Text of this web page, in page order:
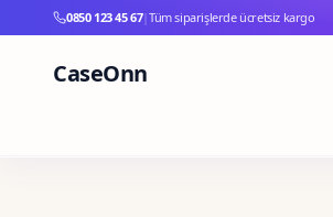
0850 123 45 67|Tüm siparişlerde ücretsiz kargo
CaseOnn